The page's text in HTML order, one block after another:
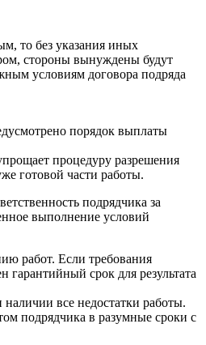
то без указания иных
стороны вынуждены будут
условиям договора подряда
порядок выплаты
процедуру разрешения
готовой части работы.
подрядчика за
выполнение условий
работ. Если требования
срок для результата
все недостатки работы.
подрядчика в разумные сроки с